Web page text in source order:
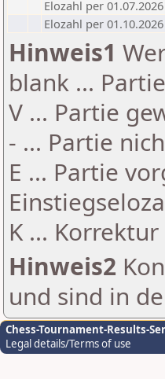
Elozahl per 01.07.2026
Elozahl per 01.10.2026
Hinweis1
blank ...
V ... Partie
- ... Partie
E ... Partie
K ...
Hinweis2
und sind in
Chess-Tournament-Results-
Legal details/Terms of use